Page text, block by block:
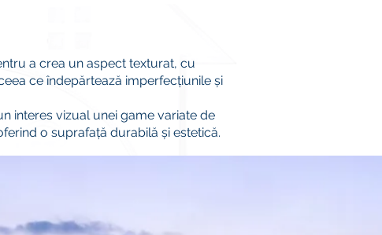
a crea un aspect texturat, cu
ce îndepărtează imperfecțiunile și
interes vizual unei game variate de
o suprafață durabilă și estetică.